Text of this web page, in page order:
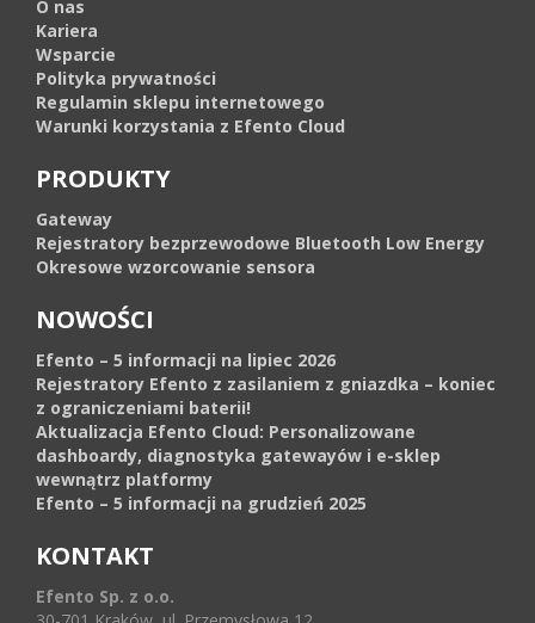
O nas
Kariera
Wsparcie
Polityka prywatności
Regulamin sklepu internetowego
Warunki korzystania z Efento Cloud
PRODUKTY
Gateway
Rejestratory bezprzewodowe Bluetooth Low Energy
Okresowe wzorcowanie sensora
NOWOŚCI
Efento – 5 informacji na lipiec 2026
Rejestratory Efento z zasilaniem z gniazdka – koniec
z ograniczeniami baterii!
Aktualizacja Efento Cloud: Personalizowane
dashboardy, diagnostyka gatewayów i e-sklep
wewnątrz platformy
Efento – 5 informacji na grudzień 2025
KONTAKT
Efento Sp. z o.o.